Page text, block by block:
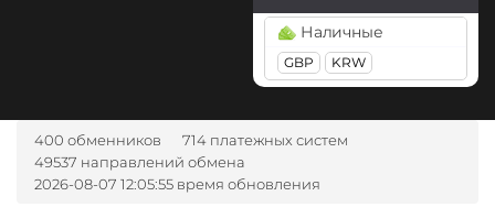
Tron (TRX)
TrueUSD (TUSD)
ERC20
Uniswap (UNI)
BGN
CZK GEL
NOK
TJS
UZS
RON
А-Банк UAH
Альфа-Банк
Наличные
GBP KRW
400 обменников
714 платежных систем
49537 направлений обмена
2026-08-07 12:05:55 время обновления